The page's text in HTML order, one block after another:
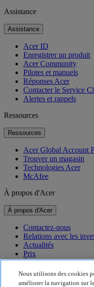
Assistance
Assistance
Acer ID
Enregistrer un produit
Acer Community
Pilotes et manuels
Réponses Acer
Contacter le Service
Alertes et rappels
Ressources
Ressources
Acer Global Account
Trouver un magasin
Technologies Acer
McAfee
À propos d'Acer
À propos d'Acer
Contactez-nous
Relations avec les
Actualités
Prix
Événements
Développement durable
Nous utilisons des cookies
améliorer la navigation sur